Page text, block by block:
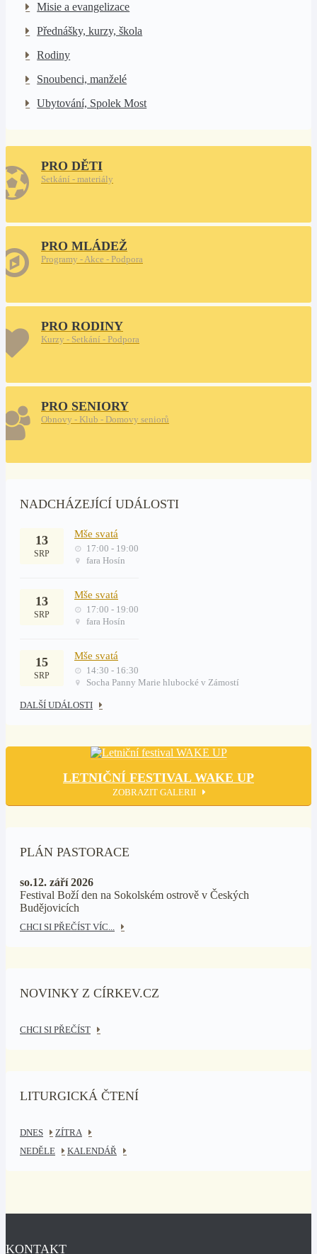
Misie a evangelizace
Přednášky, kurzy, škola
Rodiny
Snoubenci, manželé
Ubytování, Spolek Most
PRO DĚTI
Setkání - materiály
PRO MLÁDEŽ
Programy - Akce - Podpora
PRO RODINY
Kurzy - Setkání - Podpora
PRO SENIORY
Obnovy - Klub - Domovy seniorů
NADCHÁZEJÍCÍ UDÁLOSTI
13
SRP
Mše svatá
17:00 - 19:00
fara Hosín
13
SRP
Mše svatá
17:00 - 19:00
fara Hosín
15
SRP
Mše svatá
14:30 - 16:30
Socha Panny Marie hlubocké v Zámostí
DALŠÍ UDÁLOSTI
LETNIČNÍ FESTIVAL WAKE UP
ZOBRAZIT GALERII
PLÁN PASTORACE
so.12. září 2026
Festival Boží den na Sokolském ostrově v Českých
Budějovicích
CHCI SI PŘEČÍST VÍC...
NOVINKY Z CÍRKEV.CZ
CHCI SI PŘEČÍST
LITURGICKÁ ČTENÍ
DNES
ZÍTRA
NEDĚLE
KALENDÁŘ
KONTAKT